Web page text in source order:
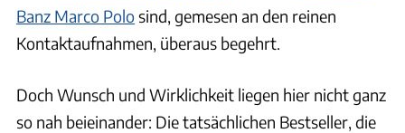
Banz Marco Polosind, gemesen an den reinen
Kontaktaufnahmen, überaus begehrt.
Doch Wunsch und Wirklichkeit liegen hier nicht ganz
so nah beieinander: Die tatsächlichen Bestseller, die